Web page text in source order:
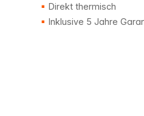
Direkt thermisch
Inklusive 5 Jahre